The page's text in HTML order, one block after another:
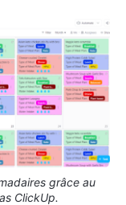
grâce au
ClickUp.